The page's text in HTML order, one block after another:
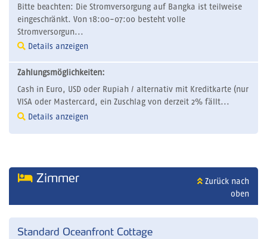
Bitte beachten: Die Stromversorgung auf Bangka ist teilweise
eingeschränkt. Von 18:00-07:00 besteht volle
Stromversorgun...
Details anzeigen
Zahlungsmöglichkeiten:
Cash in Euro, USD oder Rupiah / alternativ mit Kreditkarte (nur
VISA oder Mastercard, ein Zuschlag von derzeit 2% fällt...
Details anzeigen
Zimmer
Zurück nach
oben
Standard Oceanfront Cottage